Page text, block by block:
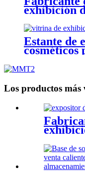
exhibición
Fábrica de
OEM y
Estante de
cosméticos
Los productos más
menor